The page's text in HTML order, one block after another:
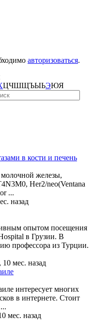
авторизоваться.
ЦЧШЩЪЫЬЭЮЯ
в кости и печень
железы,
Her2/neo(Ventana
...
назад
опытом посещения
в Грузии. В
профессора из Турции.
10 мес. назад
интересует многих
в интернете. Стоит
мес. назад